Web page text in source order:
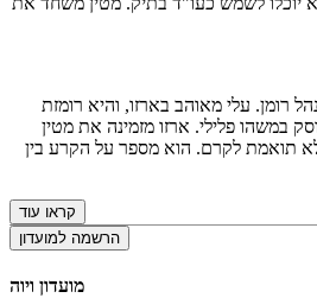
רומן. עלי מאוהב בארזו, והיא רומזת
במשהו פלילי. ארזו מזמינה את מטין
תואמת לקרם. הוא מספר על הקרע בין
קראו עוד
הרשמה למועדון
מועדון ויוה